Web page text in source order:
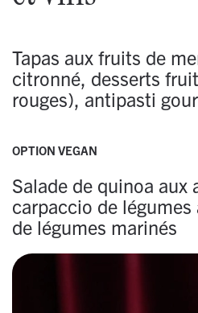
Tapas aux fruits de
citronné, desserts
rouges), antipasti
OPTION VEGAN
Salade de quinoa aux
carpaccio de
de légumes marinés